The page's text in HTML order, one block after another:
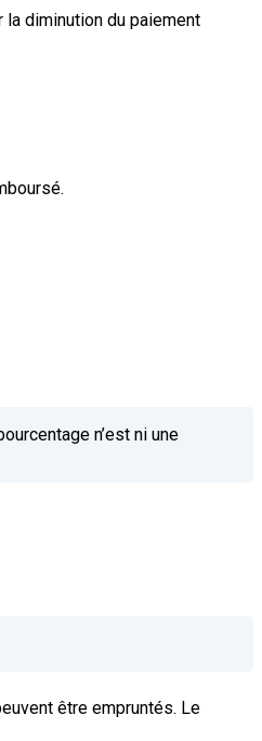
diminution du paiement
n’est ni une
être empruntés. Le